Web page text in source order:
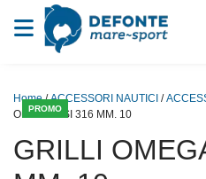
Vai al contenuto
PROMO
Home/ACCESSORI NAUTICI /
OMEGA AISI 316 MM. 10
GRILLI